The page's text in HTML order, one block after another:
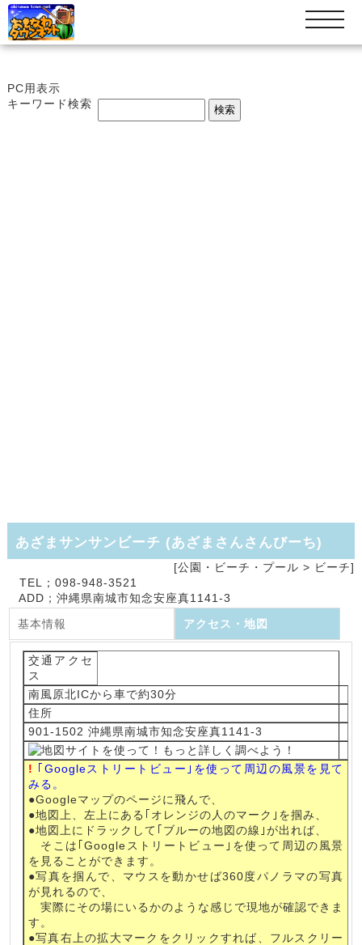
t
o
g
PC用表示
キーワード検索
あざまサンサンビーチ (あざまさんさんびーち)
[公園・ビーチ・プール > ビーチ]
TEL；098-948-3521
ADD；沖縄県南城市知念安座真1141-3
基本情報
アクセス・地図
交通アクセ
ス
南風原北ICから車で約30分
住所
901-1502 沖縄県南城市知念安座真1141-3
!
｢Googleストリートビュー｣を使って周辺の風景を見て
みる。
●Googleマップのページに飛んで、
●地図上、左上にある｢オレンジの人のマーク｣を掴み、
●地図上にドラックして｢ブルーの地図の線｣が出れば、
そこは｢Googleストリートビュー｣を使って周辺の風景
を見ることができます。
●写真を掴んで、マウスを動かせば360度パノラマの写真
が見れるので、
実際にその場にいるかのような感じで現地が確認できま
す。
●写真右上の拡大マークをクリックすれば、フルスクリー